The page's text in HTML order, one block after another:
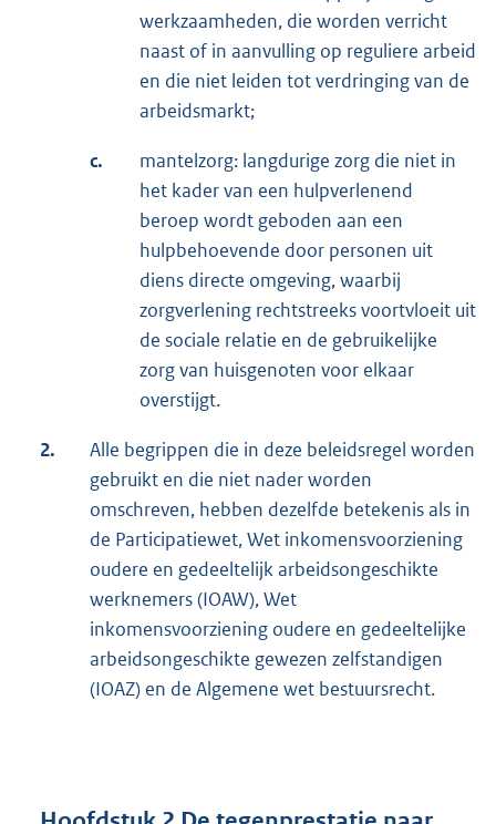
werkzaamheden, die worden verricht
naast of in aanvulling op reguliere arbeid
en die niet leiden tot verdringing van de
arbeidsmarkt;
c.
mantelzorg: langdurige zorg die niet in
het kader van een hulpverlenend
beroep wordt geboden aan een
hulpbehoevende door personen uit
diens directe omgeving, waarbij
zorgverlening rechtstreeks voortvloeit uit
de sociale relatie en de gebruikelijke
zorg van huisgenoten voor elkaar
overstijgt.
2.
Alle begrippen die in deze beleidsregel worden
gebruikt en die niet nader worden
omschreven, hebben dezelfde betekenis als in
de Participatiewet, Wet inkomensvoorziening
oudere en gedeeltelijk arbeidsongeschikte
werknemers (IOAW), Wet
inkomensvoorziening oudere en gedeeltelijke
arbeidsongeschikte gewezen zelfstandigen
(IOAZ) en de Algemene wet bestuursrecht.